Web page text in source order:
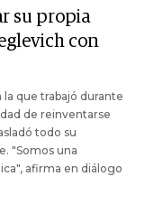
su propia
con
que trabajó durante
de reinventarse
todo su
"Somos una
afirma en diálogo